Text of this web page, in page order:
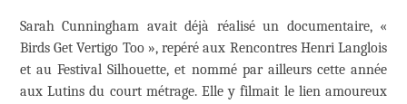
Sarah Cunningham avait déjà réalisé un documentaire, «
Birds Get Vertigo Too », repéré aux Rencontres Henri Langlois
et au Festival Silhouette, et nommé par ailleurs cette année
aux Lutins du court métrage. Elle y filmait le lien amoureux